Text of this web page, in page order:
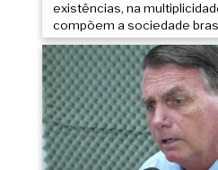
existências, na
compõem a sociedade